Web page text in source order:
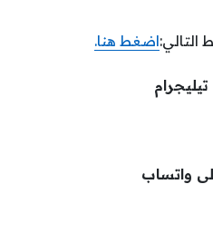
التالي:اضغط هنا.
واتساب